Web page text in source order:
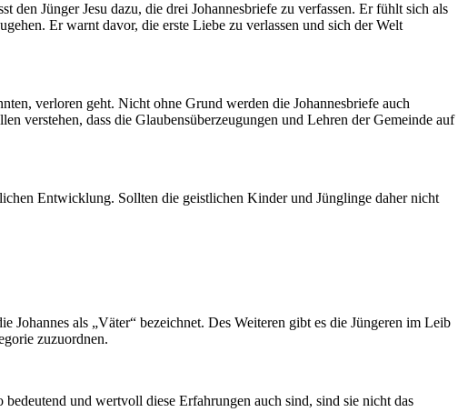
den Jünger Jesu dazu, die drei Johannesbriefe zu verfassen. Er fühlt sich als
Er warnt davor, die erste Liebe zu verlassen und sich der Welt
verloren geht. Nicht ohne Grund werden die Johannesbriefe auch
verstehen, dass die Glaubensüberzeugungen und Lehren der Gemeinde auf
Entwicklung. Sollten die geistlichen Kinder und Jünglinge daher nicht
Johannes als „Väter“ bezeichnet. Des Weiteren gibt es die Jüngeren im Leib
zuzuordnen.
und wertvoll diese Erfahrungen auch sind, sind sie nicht das